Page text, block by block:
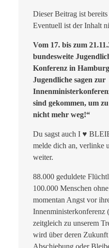
Dieser Beitrag ist
Eventuell ist der Inhalt
Vom 17. bis zum
bundesweite
Konferenz in
Jugendliche sagen zur
sind gekommen, um
nicht mehr weg!“
Du sagst auch I ♥
melde dich an, verlinke
weiter.
88.000 geduldete
100.000 Menschen
momentan Angst vor
zeitgleich zu unserem
wird über deren Zukunft
Abschiebung oder